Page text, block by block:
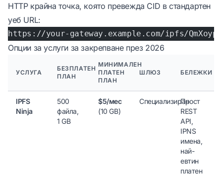
HTTP крайна точка, която превежда CID в стандартен
уеб URL:
https://your-gateway.example.com/ipfs/
Опции за услуги за закрепване през 2026
УСЛУГА
БЕЗПЛАТЕН
ПЛАН
МИНИМАЛЕН
ПЛАТЕН
ПЛАН
ШЛЮЗ БЕЛЕЖКИ
IPFS
Ninja
500
файла,
1 GB
$5/мес
(10 GB)
СпециализиранПрост
REST
API,
IPNS
имена,
най-
евтин
платен